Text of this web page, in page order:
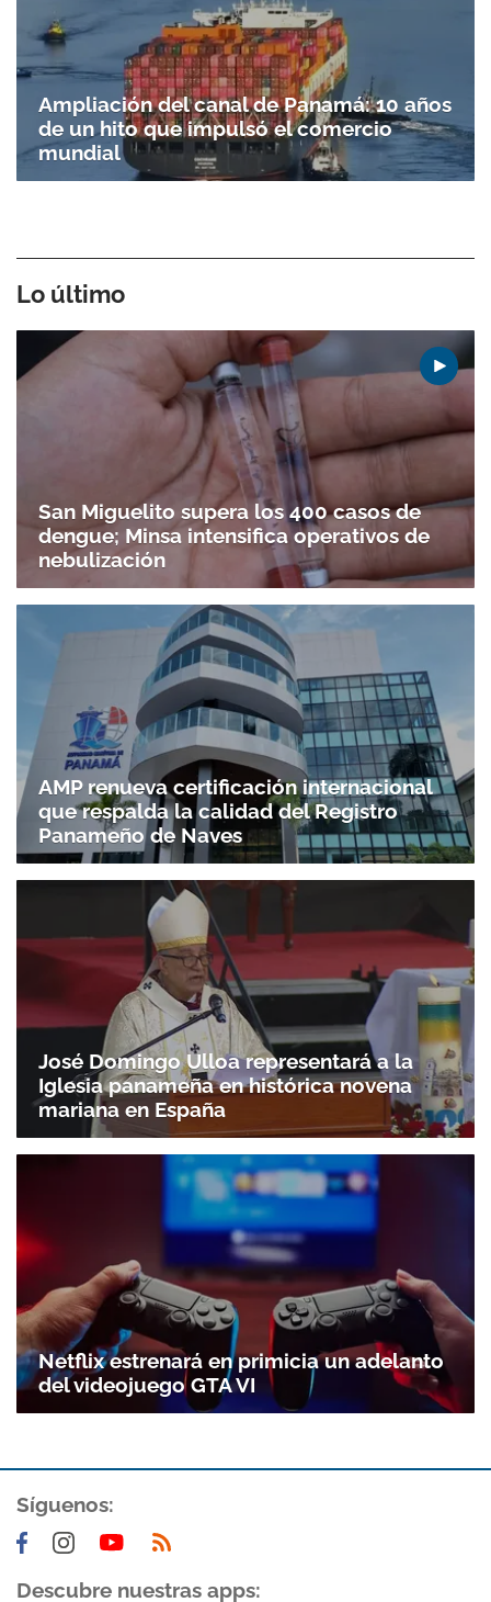
Ampliación del canal de Panamá: 10 años
de un hito que impulsó el comercio
mundial
Lo último
San Miguelito supera los 400 casos de
dengue; Minsa intensifica operativos de
nebulización
AMP renueva certificación internacional
que respalda la calidad del Registro
Panameño de Naves
José Domingo Ulloa representará a la
Iglesia panameña en histórica novena
mariana en España
Netflix estrenará en primicia un adelanto
del videojuego GTA VI
Síguenos:
Descubre nuestras apps: